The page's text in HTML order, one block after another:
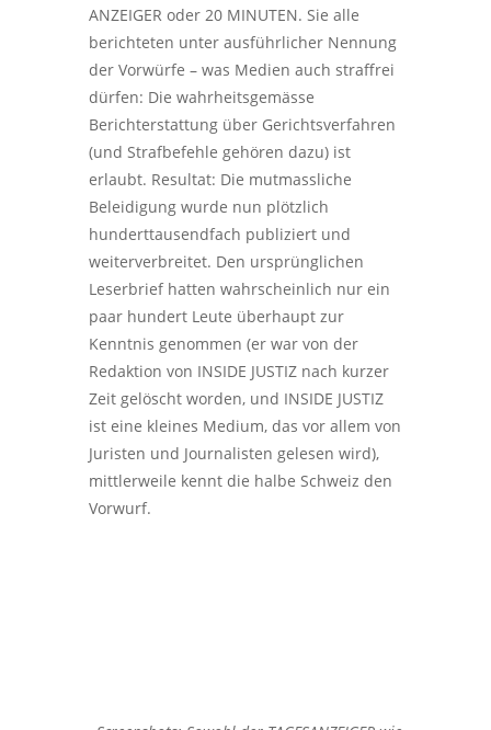
ANZEIGER oder 20 MINUTEN. Sie alle
berichteten unter ausführlicher Nennung
der Vorwürfe – was Medien auch straffrei
dürfen: Die wahrheitsgemässe
Berichterstattung über Gerichtsverfahren
(und Strafbefehle gehören dazu) ist
erlaubt. Resultat: Die mutmassliche
Beleidigung wurde nun plötzlich
hunderttausendfach publiziert und
weiterverbreitet. Den ursprünglichen
Leserbrief hatten wahrscheinlich nur ein
paar hundert Leute überhaupt zur
Kenntnis genommen (er war von der
Redaktion von INSIDE JUSTIZ nach kurzer
Zeit gelöscht worden, und INSIDE JUSTIZ
ist eine kleines Medium, das vor allem von
Juristen und Journalisten gelesen wird),
mittlerweile kennt die halbe Schweiz den
Vorwurf.